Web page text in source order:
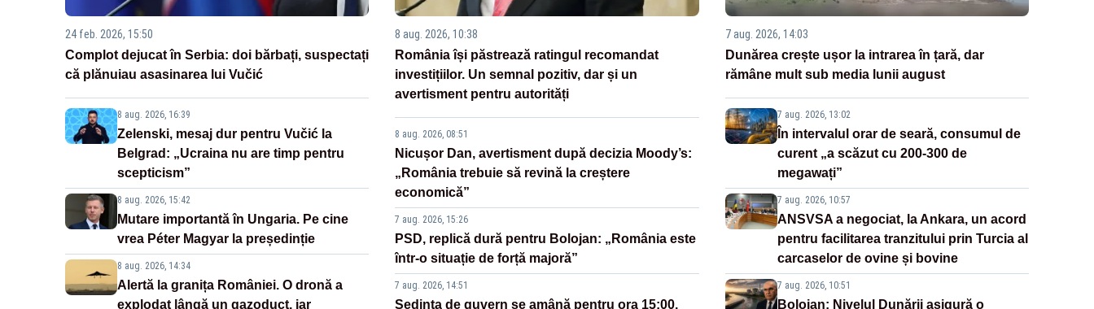
24 feb. 2026, 15:50
Complot dejucat în Serbia: doi bărbați, suspectați
că plănuiau asasinarea lui Vučić
8 aug. 2026, 16:39
Zelenski, mesaj dur pentru Vučić la
Belgrad: „Ucraina nu are timp pentru
scepticism”
8 aug. 2026, 15:42
Mutare importantă în Ungaria. Pe cine
vrea Péter Magyar la președinție
8 aug. 2026, 14:34
Alertă la granița României. O dronă a
explodat lângă un gazoduct, iar
8 aug. 2026, 10:38
România își păstrează ratingul recomandat
investițiilor. Un semnal pozitiv, dar și un
avertisment pentru autorități
8 aug. 2026, 08:51
Nicușor Dan, avertisment după decizia Moody’s:
„România trebuie să revină la creștere
economică”
7 aug. 2026, 15:26
PSD, replică dură pentru Bolojan: „România este
într-o situație de forță majoră”
7 aug. 2026, 14:51
Ședința de guvern se amână pentru ora 15:00.
7 aug. 2026, 14:03
Dunărea crește ușor la intrarea în țară, dar
rămâne mult sub media lunii august
7 aug. 2026, 13:02
În intervalul orar de seară, consumul de
curent „a scăzut cu 200-300 de
megawați”
7 aug. 2026, 10:57
ANSVSA a negociat, la Ankara, un acord
pentru facilitarea tranzitului prin Turcia al
carcaselor de ovine și bovine
7 aug. 2026, 10:51
Bolojan: Nivelul Dunării asigură o